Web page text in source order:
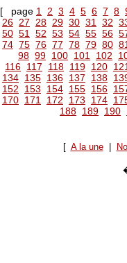
[ page 1 2 3 4 5 6 7 8
26 27 28 29 30 31 32
50 51 52 53 54 55 56
74 75 76 77 78 79 80
98 99 100 101 102
116 117 118 119 120
134 135 136 137 138
152
153 154 155 156
170 171 172 173 174
188 189 190
[ A la une|